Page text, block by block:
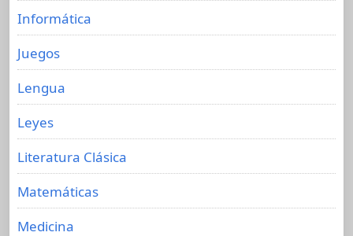
Informática
Juegos
Lengua
Leyes
Literatura Clásica
Matemáticas
Medicina